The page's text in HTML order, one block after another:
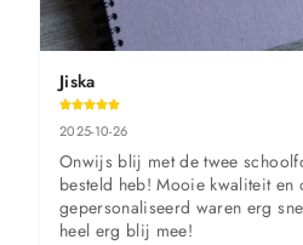
Jiska
2025-10-26
Onwijs blij met de twee
besteld heb! Mooie kwaliteit en
gepersonaliseerd waren erg
heel erg blij mee!